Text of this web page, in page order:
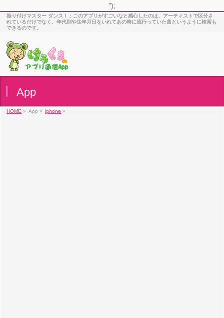
");
振り付けマスター ダンス！：このアプリがすごいなと感心したのは、アーティストで区分さ
れているだけでなく、年代別や生年月日をいれてあの時に流行っていた曲というように検索も
できるのです。
App
HOME » App » iphone »